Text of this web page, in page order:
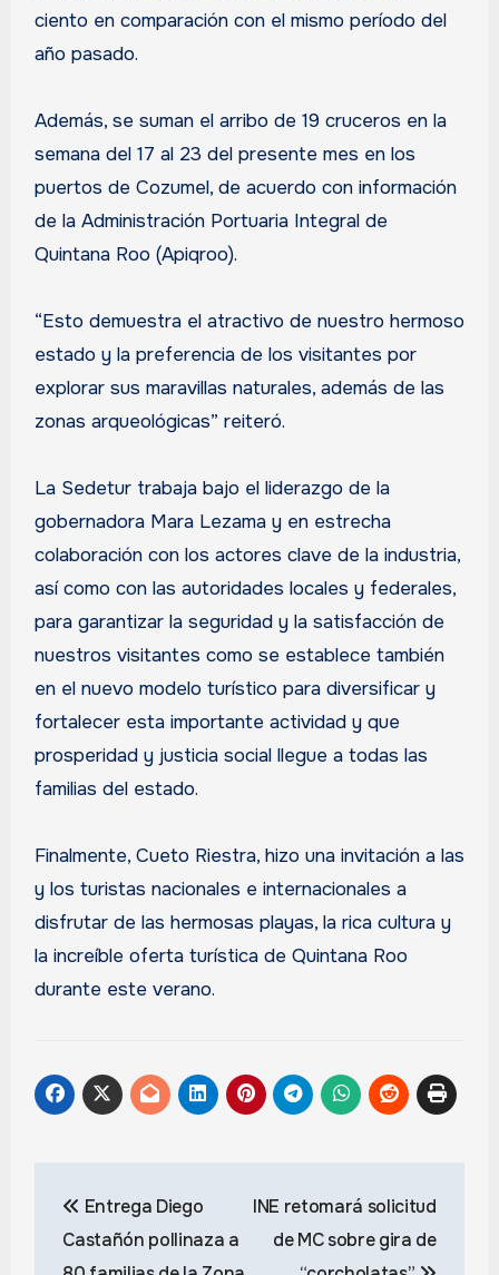
ciento en comparación con el mismo período del
año pasado.
Además, se suman el arribo de 19 cruceros en la
semana del 17 al 23 del presente mes en los
puertos de Cozumel, de acuerdo con información
de la Administración Portuaria Integral de
Quintana Roo (Apiqroo).
“Esto demuestra el atractivo de nuestro hermoso
estado y la preferencia de los visitantes por
explorar sus maravillas naturales, además de las
zonas arqueológicas” reiteró.
La Sedetur trabaja bajo el liderazgo de la
gobernadora Mara Lezama y en estrecha
colaboración con los actores clave de la industria,
así como con las autoridades locales y federales,
para garantizar la seguridad y la satisfacción de
nuestros visitantes como se establece también
en el nuevo modelo turístico para diversificar y
fortalecer esta importante actividad y que
prosperidad y justicia social llegue a todas las
familias del estado.
Finalmente, Cueto Riestra, hizo una invitación a las
y los turistas nacionales e internacionales a
disfrutar de las hermosas playas, la rica cultura y
la increíble oferta turística de Quintana Roo
durante este verano.
de Entrega Diego
Castañón pollinaza a
INE retomará solicitud
de MC sobre gira de